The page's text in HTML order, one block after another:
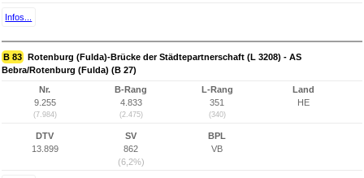
Infos...
B 83 Rotenburg (Fulda)-Brücke der Städtepartnerschaft (L 3208) - AS
Bebra/Rotenburg (Fulda) (B 27)
Nr.
9.255
(7.984)
B-Rang
4.833
(2.475)
L-Rang
351
(340)
Land
HE
DTV
13.899
SV
862
(6,2%)
BPL
VB